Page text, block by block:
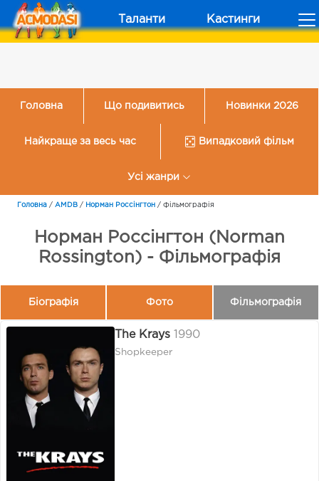
Таланти Кастинги
Головна Що подивитись Новинки 2026
Найкраще за весь час Випадковий фільм
Усі жанри
Головна / AMDB / Норман Россінгтон / Фільмографія
Норман Россінгтон (Norman
Rossington) - Фільмографія
Біографія Фото Фільмографія
The Krays 1990
Shopkeeper